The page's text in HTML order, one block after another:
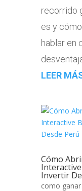
recorrido
es y
hablar en
LEER
Cómo
Invertir
como